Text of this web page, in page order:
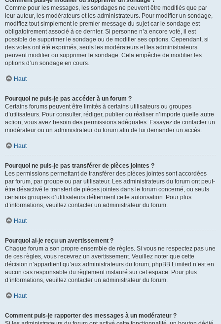
Comme pour les messages, les sondages ne peuvent être modifiés que par
leur auteur, les modérateurs et les administrateurs. Pour modifier un sondage,
modifiez tout simplement le premier message du sujet car le sondage est
obligatoirement associé à ce dernier. Si personne n’a encore voté, il est
possible de supprimer le sondage ou de modifier ses options. Cependant, si
des votes ont été exprimés, seuls les modérateurs et les administrateurs
peuvent modifier ou supprimer le sondage. Cela empêche de modifier les
options d’un sondage en cours.
Haut
Pourquoi ne puis-je pas accéder à un forum ?
Certains forums peuvent être limités à certains utilisateurs ou groupes
d’utilisateurs. Pour consulter, rédiger, publier ou réaliser n’importe quelle autre
action, vous avez besoin des permissions adéquates. Essayez de contacter un
modérateur ou un administrateur du forum afin de lui demander un accès.
Haut
Pourquoi ne puis-je pas transférer de pièces jointes ?
Les permissions permettant de transférer des pièces jointes sont accordées
par forum, par groupe ou par utilisateur. Les administrateurs du forum ont peut-
être désactivé le transfert de pièces jointes dans le forum concerné, ou seuls
certains groupes d’utilisateurs détiennent cette autorisation. Pour plus
d’informations, veuillez contacter un administrateur du forum.
Haut
Pourquoi ai-je reçu un avertissement ?
Chaque forum a son propre ensemble de règles. Si vous ne respectez pas une
de ces règles, vous recevrez un avertissement. Veuillez noter que cette
décision n’appartient qu’aux administrateurs du forum, phpBB Limited n’est en
aucun cas responsable du règlement instauré sur cet espace. Pour plus
d’informations, veuillez contacter un administrateur du forum.
Haut
Comment puis-je rapporter des messages à un modérateur ?